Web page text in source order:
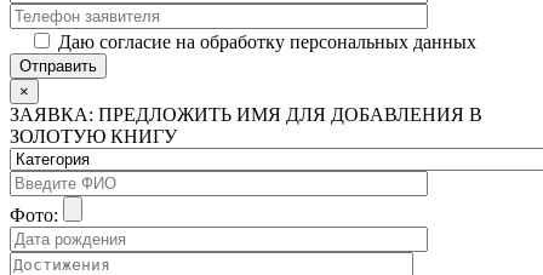
Даю согласие на обработку персональных данных
×
ЗАЯВКА: ПРЕДЛОЖИТЬ ИМЯ ДЛЯ ДОБАВЛЕНИЯ В
ЗОЛОТУЮ КНИГУ
Фото: